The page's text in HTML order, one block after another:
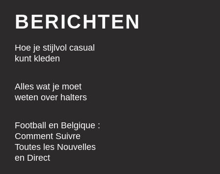
BERICHTEN
Hoe je stijlvol casual
kunt kleden
Alles wat je moet
weten over halters
Football en Belgique :
Comment Suivre
Toutes les Nouvelles
en Direct